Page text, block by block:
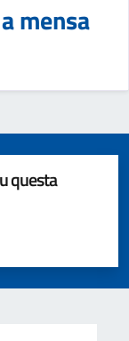
mensa
questa